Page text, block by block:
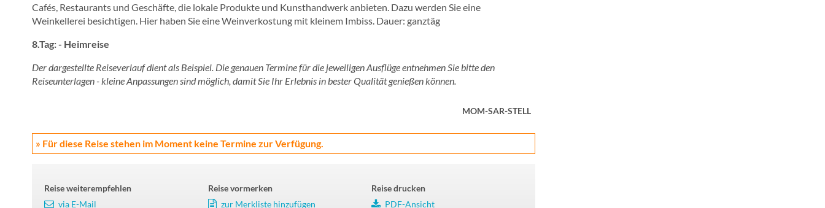
Cafés, Restaurants und Geschäfte, die lokale Produkte und Kunsthandwerk anbieten. Dazu werden Sie eine
Weinkellerei besichtigen. Hier haben Sie eine Weinverkostung mit kleinem Imbiss. Dauer: ganztäg
8.Tag: - Heimreise
Der dargestellte Reiseverlauf dient als Beispiel. Die genauen Termine für die jeweiligen Ausflüge entnehmen Sie bitte den
Reiseunterlagen - kleine Anpassungen sind möglich, damit Sie Ihr Erlebnis in bester Qualität genießen können.
MOM-SAR-STELL
» Für diese Reise stehen im Moment keine Termine zur Verfügung.
Reise weiterempfehlen
via E-Mail
Reise vormerken
zur Merkliste hinzufügen
Reise drucken
PDF-Ansicht